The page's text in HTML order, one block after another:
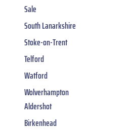
Sale
South Lanarkshire
Stoke-on-Trent
Telford
Watford
Wolverhampton
Aldershot
Birkenhead